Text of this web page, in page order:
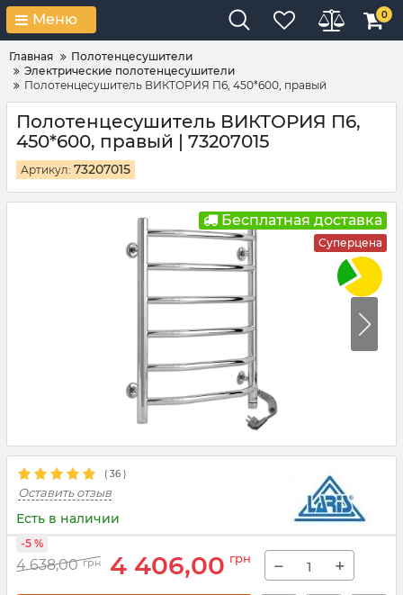
Меню 0
Главная
Полотенцесушители
Электрические полотенцесушители
Полотенцесушитель ВИКТОРИЯ П6, 450*600, правый
Полотенцесушитель ВИКТОРИЯ П6,
450*600, правый | 73207015
Артикул: 73207015
Бесплатная доставка
Суперцена
( 36 )
Оставить отзыв
Есть в наличии
4 638,00 грн 4 406,00 грн
-5 %
− +